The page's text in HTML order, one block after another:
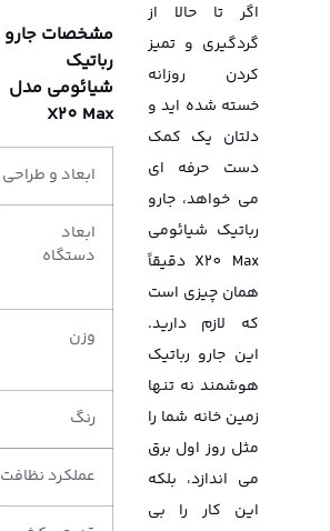
اگر تا حالا از
گردگیری و تمیز
کردن روزانه
خسته شده اید و
دلتان یک کمک
دست حرفه ای
می خواهد، جارو
رباتیک شیائومی
X20 Max دقیقاً
همان چیزی است
که لازم دارید.
این جارو رباتیک
هوشمند نه تنها
زمین خانه شما را
مثل روز اول برق
می اندازد، بلکه
این کار را بی
مشخصات جارو
رباتیک
شیائومی مدل
X20 Max
ابعاد و طراحی
ابعاد
دستگاه
وزن
رنگ
عملکرد نظافت